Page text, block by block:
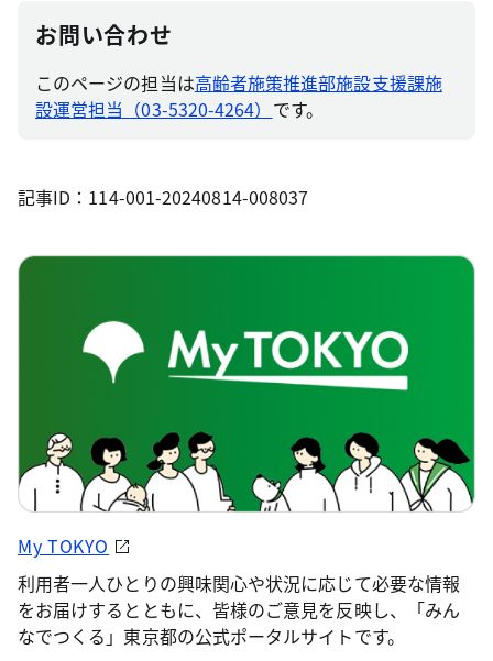
お問い合わせ
このページの担当は高齢者施策推進部施設支援課施
設運営担当（03-5320-4264） です。
記事ID：114-001-20240814-008037
My TOKYO
利用者一人ひとりの興味関心や状況に応じて必要な情報
をお届けするとともに、皆様のご意見を反映し、「みん
なでつくる」東京都の公式ポータルサイトです。